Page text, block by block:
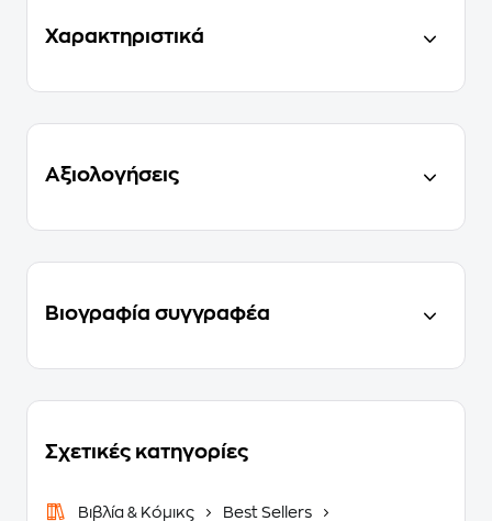
Χαρακτηριστικά
Αξιολογήσεις
Βιογραφία συγγραφέα
Σχετικές κατηγορίες
Βιβλία & Κόμικς
Best Sellers